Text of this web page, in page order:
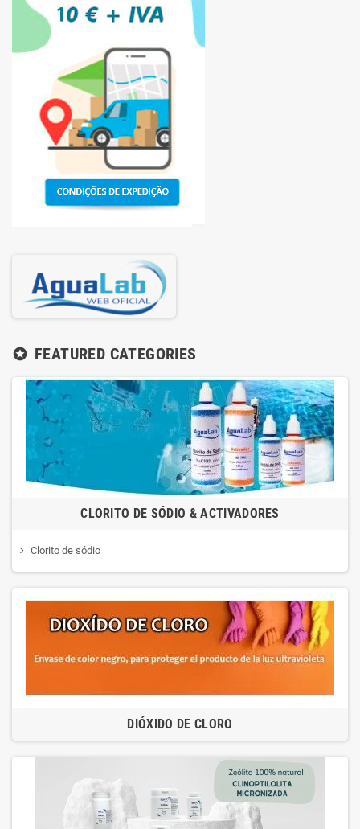
stars FEATURED CATEGORIES
CLORITO DE SÓDIO & ACTIVADORES
Clorito de sódio
DIÓXIDO DE CLORO